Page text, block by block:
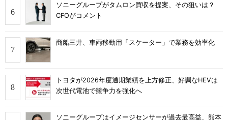
ソニーグループがタムロン買収を提案、その狙いは？
CFOがコメント
商船三井、車両移動用「スケーター」で業務を効率化
トヨタが2026年度通期業績を上方修正、好調なHEVは
次世代電池で競争力を強化へ
ソニーグループはイメージセンサーが過去最高益、熊本